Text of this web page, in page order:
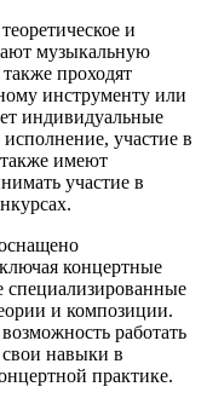
и
музыкальную
проходят
инструменту или
индивидуальные
участие в
также имеют
участие в
концертные
специализированные
и композиции.
работать
свои навыки в
практике.